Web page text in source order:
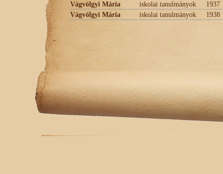
Vágvölgyi Mária
iskolai tanulmányok
1937
Vágvölgyi Mária
iskolai tanulmányok 1938